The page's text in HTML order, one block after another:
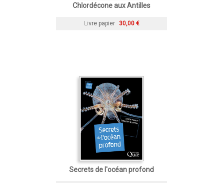
Chlordécone aux Antilles
Livre papier 30,00 €
Secrets de l'océan profond